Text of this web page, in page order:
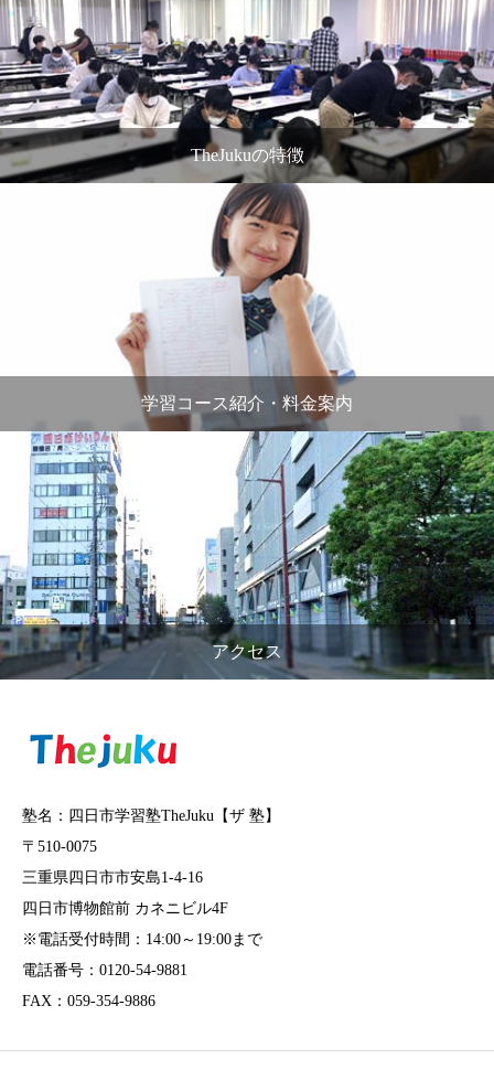
TheJukuの特徴
学習コース紹介・料金案内
アクセス
塾名：四日市学習塾TheJuku【ザ 塾】
〒510-0075
三重県四日市市安島1-4-16
四日市博物館前 カネニビル4F
※電話受付時間：14:00～19:00まで
電話番号：0120-54-9881
FAX：059-354-9886